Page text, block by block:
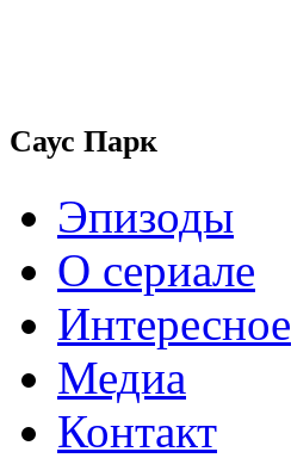
Саус Парк
Эпизоды
О сериале
Интересное
Медиа
Контакт